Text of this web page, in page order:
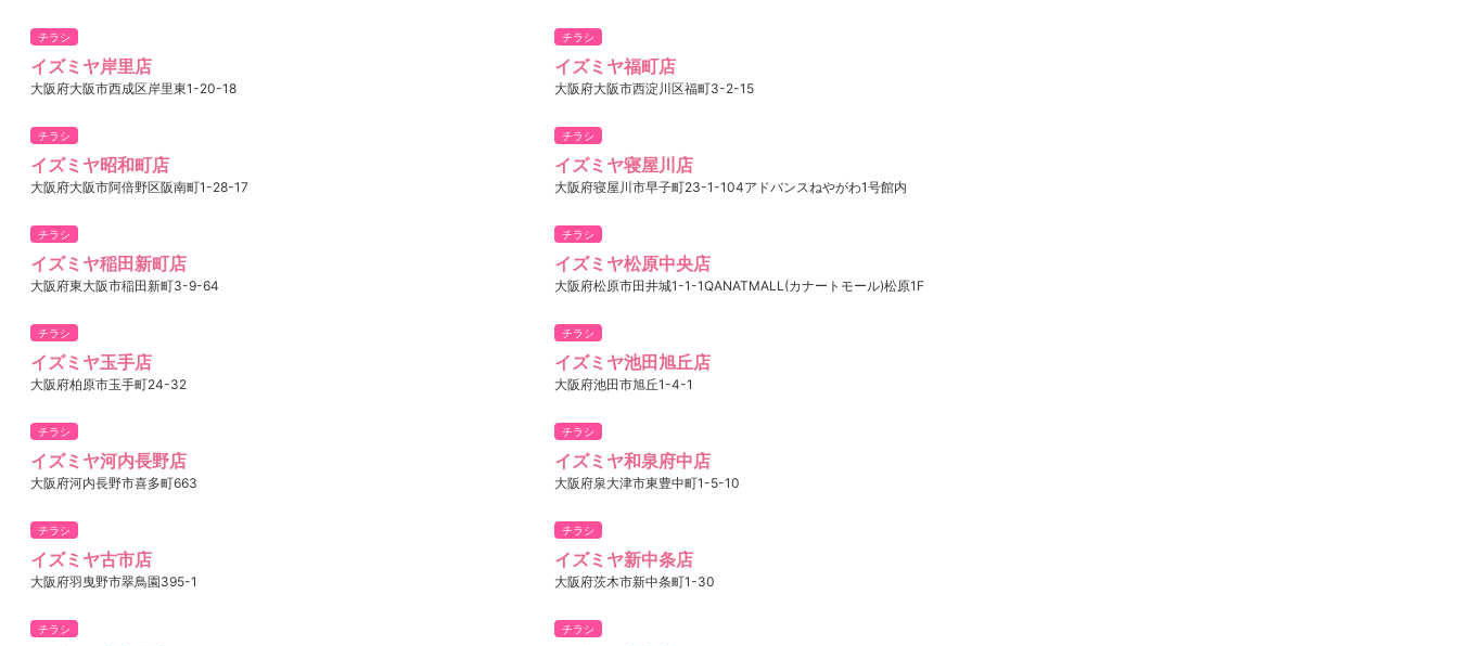
チラシ
イズミヤ岸里店
大阪府大阪市西成区岸里東1-20-18
チラシ
イズミヤ福町店
大阪府大阪市西淀川区福町3-2-15
チラシ
イズミヤ昭和町店
大阪府大阪市阿倍野区阪南町1-28-17
チラシ
イズミヤ寝屋川店
大阪府寝屋川市早子町23-1-104アドバンスねやがわ1号館内
チラシ
イズミヤ稲田新町店
大阪府東大阪市稲田新町3-9-64
チラシ
イズミヤ松原中央店
大阪府松原市田井城1-1-1QANATMALL(カナートモール)松原1F
チラシ
イズミヤ玉手店
大阪府柏原市玉手町24-32
チラシ
イズミヤ池田旭丘店
大阪府池田市旭丘1-4-1
チラシ
イズミヤ河内長野店
大阪府河内長野市喜多町663
チラシ
イズミヤ和泉府中店
大阪府泉大津市東豊中町1-5-10
チラシ
イズミヤ古市店
大阪府羽曳野市翠鳥園395-1
チラシ
イズミヤ新中条店
大阪府茨木市新中条町1-30
チラシ チラシ